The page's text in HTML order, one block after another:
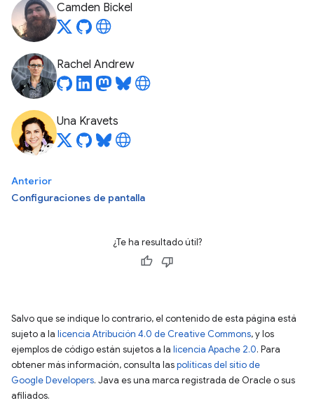
Camden Bickel
Rachel Andrew
Una Kravets
Anterior
Configuraciones de pantalla
¿Te ha resultado útil?
Salvo que se indique lo contrario, el contenido de esta página está
sujeto a la licencia Atribución 4.0 de Creative Commons, y los
ejemplos de código están sujetos a la licencia Apache 2.0. Para
obtener más información, consulta laspolíticas del sitio de
Google Developers. Java es una marca registrada de Oracle o sus
afiliados.